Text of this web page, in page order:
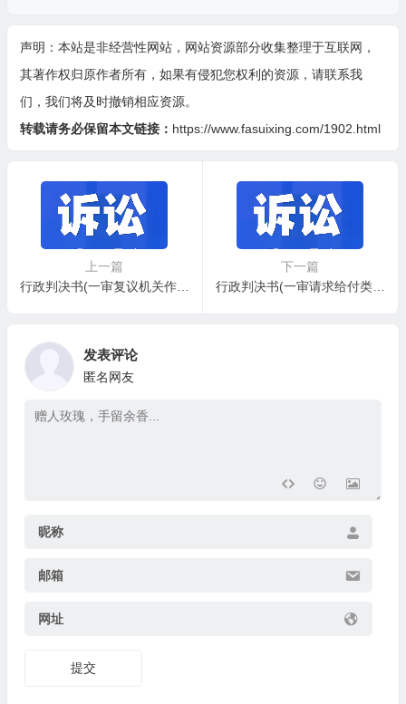
声明：本站是非经营性网站，网站资源部分收集整理于互联网，
其著作权归原作者所有，如果有侵犯您权利的资源，请联系我
们，我们将及时撤销相应资源。
转载请务必保留本文链接： https://www.fasuixing.com/1902.html
上一篇
行政判决书(一审复议机关作共同被告类案件用)
下一篇
行政判决书(一审请求给付类案件用)
发表评论
匿名网友
昵称
邮箱
网址
提交